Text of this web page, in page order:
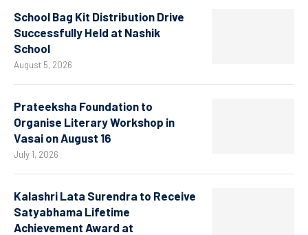
School Bag Kit Distribution Drive
Successfully Held at Nashik
School
August 5, 2026
Prateeksha Foundation to
Organise Literary Workshop in
Vasai on August 16
July 1, 2026
Kalashri Lata Surendra to Receive
Satyabhama Lifetime
Achievement Award at